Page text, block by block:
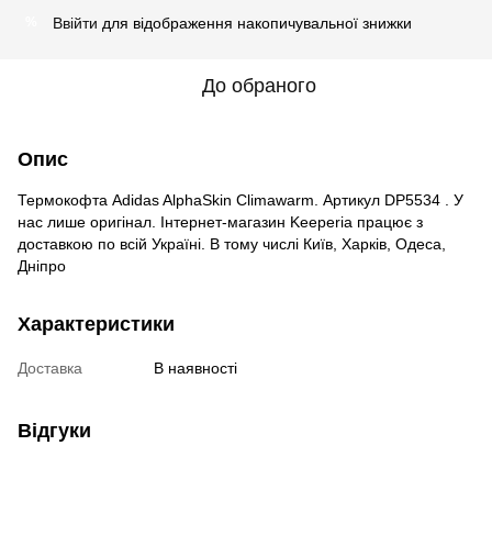
Ввійти для відображення накопичувальної знижки
До обраного
Опис
Термокофта Adidas AlphaSkin Climawarm. Артикул DP5534 . У
нас лише оригінал. Інтернет-магазин Keeperia працює з
доставкою по всій Україні. В тому числі Київ, Харків, Одеса,
Дніпро
Характеристики
Доставка В наявності
Відгуки